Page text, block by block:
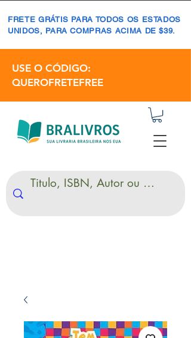
FRETE GRÁTIS PARA TODOS OS ESTADOS
UNIDOS, PARA COMPRAS ACIMA DE $39.
USE O CÓDIGO:
QUEROFRETEFREE